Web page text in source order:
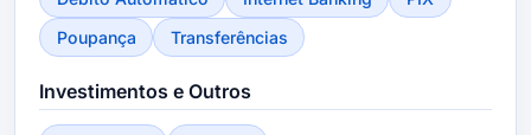
Poupança
Transferências
Investimentos e Outros